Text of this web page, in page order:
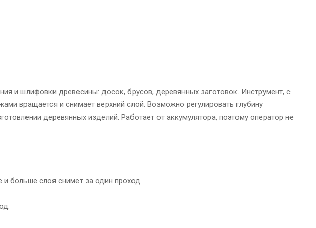
и шлифовки древесины: досок, брусов, деревянных заготовок. Инструмент, с
вращается и снимает верхний слой. Возможно регулировать глубину
деревянных изделий. Работает от аккумулятора, поэтому оператор не
больше слоя снимет за один проход.